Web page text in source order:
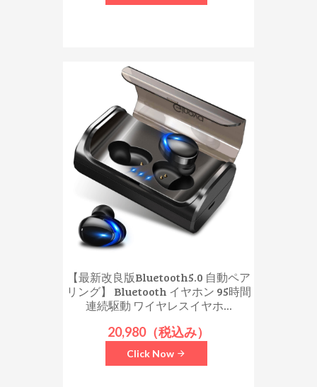
【最新改良版Bluetooth5.0 自動ペア
リング】 Bluetooth イヤホン 95時間
連続駆動 ワイヤレスイヤホ...
20,980（税込み）
Click Now